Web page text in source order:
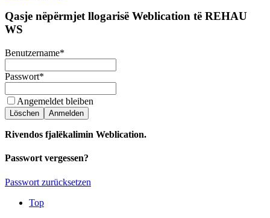
Qasje nëpërmjet llogarisë Weblication të REHAU
WS
Benutzername*
Passwort*
Angemeldet bleiben
Löschen Anmelden
Rivendos fjalëkalimin Weblication.
Passwort vergessen?
Passwort zurücksetzen
Top